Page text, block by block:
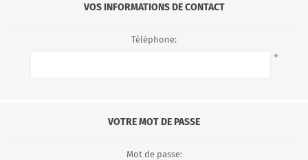
VOS INFORMATIONS DE CONTACT
Téléphone:
*
VOTRE MOT DE PASSE
Mot de passe: